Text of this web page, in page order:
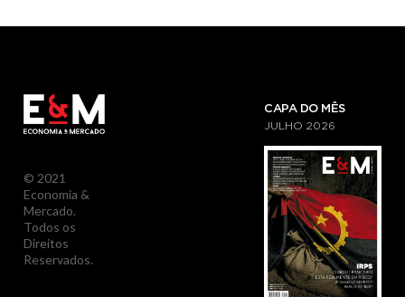
© 2021
Economia &
Mercado.
Todos os
Direitos
Reservados.
CAPA DO MÊS
JULHO 2026